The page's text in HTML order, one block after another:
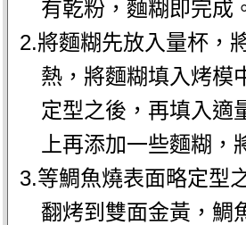
有乾粉，麵糊即完成
2.將麵糊先放入量杯，
熱，將麵糊填入烤模
定型之後，再填入適
上再添加一些麵糊，
3.等鯛魚燒表面略定型
翻烤到雙面金黃，鯛